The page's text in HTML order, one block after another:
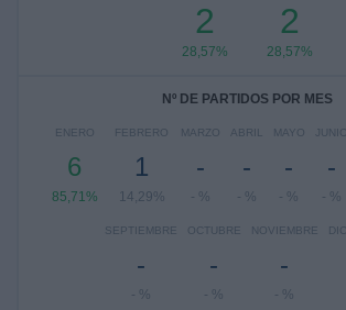
2
28,57%
2
28,57%
Nº DE PARTIDOS POR MES
ENERO
6
85,71%
FEBRERO
1
14,29%
MARZO
-
- %
ABRIL
-
- %
MAYO
-
- %
JUNIO
-
- %
SEPTIEMBRE
-
- %
OCTUBRE
-
- %
NOVIEMBRE
-
- %